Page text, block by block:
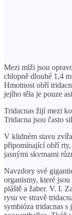
Mezi mlži jsou
chlopně dlouhé 1,4
Hmotnost obří
jejího těla je pouze
Tridacnas žijí mezi
Tridacna jsou často
V klidném stavu
připomínající obří rty,
jasnými skvrnami
Navzdory své
organismy, které
pláště a žaber. V. I.
rysu ve stravě
symbióza tridacnas s